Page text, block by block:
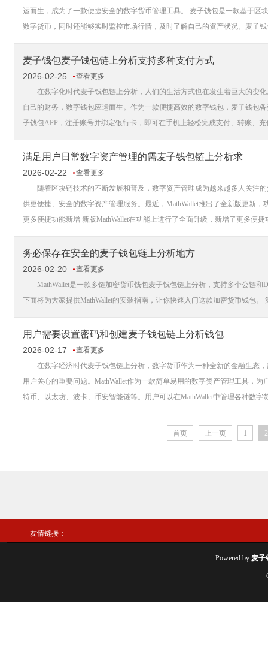
运而生，成为了一款便捷安全的数字货币管理工具。 麦子钱包是一款基于
数字货币，同时还能够实时监控市场行情，及时了解自己的资产状况。麦子
麦子钱包麦子钱包链上分析支持多种支付方式
2026-02-25
查看更多
在数字化时代麦子钱包链上分析，人们的生活方式也在发生着巨大的变
自己的财务，数字钱包应运而生。作为一款便捷高效的数字钱包，麦子钱包
子钱包APP，注册账号并绑定银行卡，即可在手机上轻松完成支付、转账、
满足用户日常数字资产管理的需麦子钱包链上分析求
2026-02-22
查看更多
随着区块链技术的不断发展和普及，数字资产管理成为越来越多人关注的
供更便捷、安全的数字资产管理服务。最近，MathWallet推出了全新版更新
更多便捷功能新增 新版MathWallet在功能上进行了全面升级，新增了更多便捷
务必保存在安全的麦子钱包链上分析地方
2026-02-20
查看更多
MathWallet是一款多链加密货币钱包麦子钱包链上分析，支持多个公链和
下面将为大家提供MathWallet的安装指南，让你快速入门这款加密货币钱包。
用户需要设置密码和创建麦子钱包链上分析钱包
2026-02-17
查看更多
在数字经济时代麦子钱包链上分析，数字货币作为一种全新的金融生态
用户关心的重要问题。MathWallet作为一款简单易用的数字资产管理工具，
特币、以太坊、波卡、币安智能链等。用户可以在MathWallet中管理各种数字
首页 上一页 1 2
友情链接：
Powered by 麦子